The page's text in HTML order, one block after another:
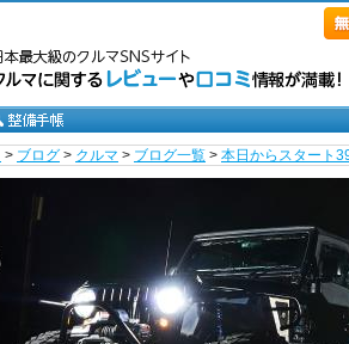
> ブログ > クルマ > ブログ一覧 > 本日からスタート